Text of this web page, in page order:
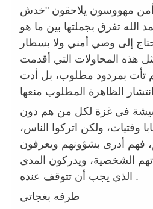
أمن مهووسون يلاحقون "خدش
الله تفرق بجملتها بين ما هو
إلى وصي أمني ولا بسطار
هذه المحاولات التي أقدمت
تأت بمردود مطلوب، بل أدت
في غزة لكل من هم دون
وفتيات، ولكن اتركوا الناس،
فهم أدرى بشؤونهم ويعرفون
الشخصية، ويدركون المدى
الذي يجب أن تتوقف عنده .
طرفه بغجاتي